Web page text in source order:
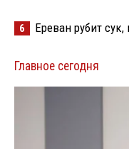
6 Ереван рубит
Главное сегодня